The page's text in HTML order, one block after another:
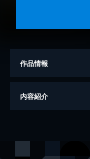
作品情報
著者
内容紹介